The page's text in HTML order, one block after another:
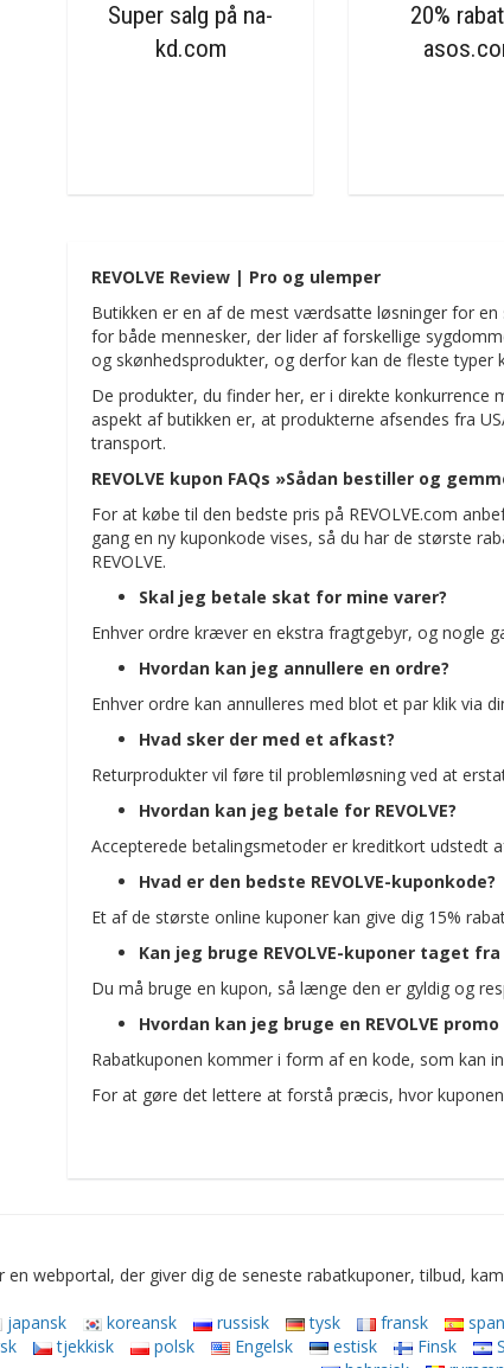
Super salg på na-
kd.com
20%
REVOLVE Review | Pro og ulemper
Butikken er en af ​​de mest værdsatte løsninger for
for både mennesker, der lider af forskellige
og skønhedsprodukter, og derfor kan de fleste typer
De produkter, du finder her, er i direkte
aspekt af butikken er, at produkterne afsendes fra
transport.
REVOLVE kupon FAQs »Sådan bestiller og
For at købe til den bedste pris på REVOLVE.com
gang en ny kuponkode vises, så du har de største
REVOLVE.
Skal jeg betale skat for mine varer?
Enhver ordre kræver en ekstra fragtgebyr, og nogle
Hvordan kan jeg annullere en ordre?
Enhver ordre kan annulleres med blot et par klik via
Hvad sker der med et afkast?
Returprodukter vil føre til problemløsning ved at
Hvordan kan jeg betale for REVOLVE?
Accepterede betalingsmetoder er kreditkort udstedt
Hvad er den bedste REVOLVE-kuponkode?
Et af de største online kuponer kan give dig 15%
Kan jeg bruge REVOLVE-kuponer taget
Du må bruge en kupon, så længe den er gyldig og
Hvordan kan jeg bruge en REVOLVE promo
Rabatkuponen kommer i form af en kode, som kan
For at gøre det lettere at forstå præcis, hvor
webportal, der giver dig de seneste rabatkuponer, tilbud,
japansk koreansk russisk tysk fransk
tjekkisk polsk Engelsk estisk Finsk